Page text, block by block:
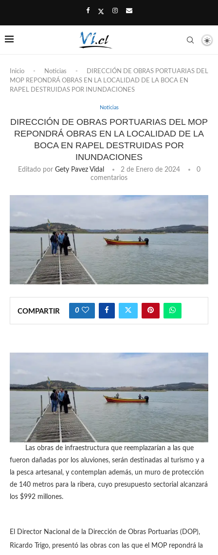
Inicio - Noticias -
DIRECCIÓN DE OBRAS PORTUARIAS DEL
MOP REPONDRÁ OBRAS EN LA LOCALIDAD DE LA BOCA EN
RAPEL DESTRUIDAS POR INUNDACIONES
Noticias
DIRECCIÓN DE OBRAS PORTUARIAS DEL MOP
REPONDRÁ OBRAS EN LA LOCALIDAD DE LA
BOCA EN RAPEL DESTRUIDAS POR
INUNDACIONES
Editado por Gety Pavez Vidal 2 de Enero de 2024
0
comentarios
COMPARTIR 0
Las obras de infraestructura que reemplazarían a las que
fueron dañadas por los aluviones, serán destinadas al turismo y a
la pesca artesanal, y contemplan además, un muro de protección
de 140 metros para la ribera, cuyo presupuesto sectorial alcanzará
los $992 millones.
El Director Nacional de la Dirección de Obras Portuarias (DOP),
Ricardo Trigo, presentó las obras con las que el MOP repondrá la